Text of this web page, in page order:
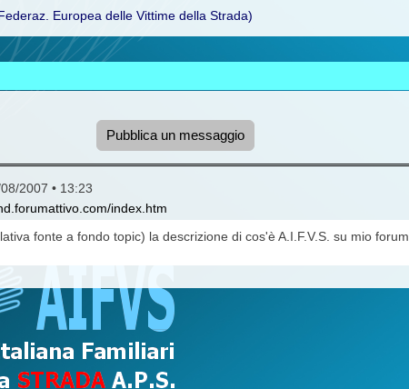
Europea delle Vittime della Strada)
Pubblica un messaggio
2007 • 13:23
index.htm
fonte a fondo topic) la descrizione di cos'è A.I.F.V.S. su mio forum